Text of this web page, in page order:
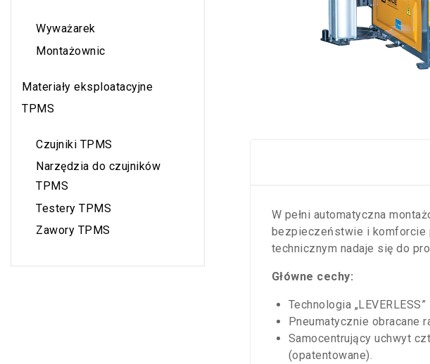
W pełni automatyczna
bezpieczeństwie i komforcie
technicznym nadaje się do
Główne cechy:
Technologia
Pneumatycznie obracane
Samocentrujący uchwyt
(opatentowane).
Wyważarek
Montażownic
Materiały eksploatacyjne
TPMS
Czujniki TPMS
Narzędzia do czujników
TPMS
Testery TPMS
Zawory TPMS